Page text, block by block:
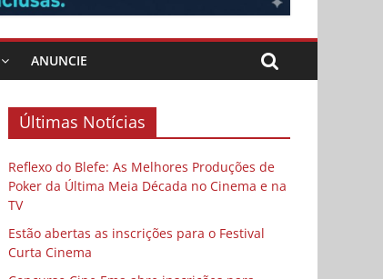
ANUNCIE
Últimas Notícias
Reflexo do Blefe: As Melhores Produções de
Poker da Última Meia Década no Cinema e na
TV
Estão abertas as inscrições para o Festival
Curta Cinema